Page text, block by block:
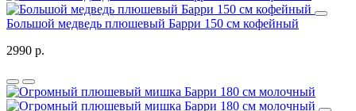
Большой медведь плюшевый Барри 150 см кофейный
2990 р.